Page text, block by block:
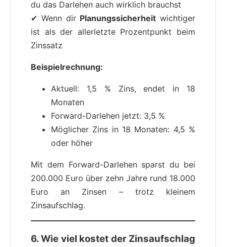
du das Darlehen auch wirklich brauchst
✔ Wenn dir Planungssicherheit wichtiger
ist als der allerletzte Prozentpunkt beim
Zinssatz
Beispielrechnung:
Aktuell: 1,5 % Zins, endet in 18
Monaten
Forward-Darlehen jetzt: 3,5 %
Möglicher Zins in 18 Monaten: 4,5 %
oder höher
Mit dem Forward-Darlehen sparst du bei
200.000 Euro über zehn Jahre rund 18.000
Euro an Zinsen – trotz kleinem
Zinsaufschlag.
6. Wie viel kostet der Zinsaufschlag